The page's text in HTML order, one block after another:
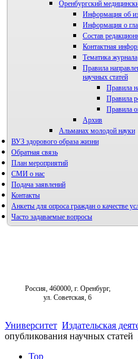
Оренбургский
Информация об
Информация о
Состав
Контактная
Тематика журнала
Правила
научных статей
Правила
Правила
Правила
Архив
Альманах молодой науки
Редакция журнала
ВУЗ здорового образа жизни
Фотогалерея
Обратная связь
План мероприятий
СМИ о нас
Подача заявлений
Контакты
Анкеты для опроса граждан о качестве
Часто задаваемые вопросы
Россия, 460000, г. Оренбург,
ул. Советская, 6
Университет Издательская
опубликования научных статей
Top